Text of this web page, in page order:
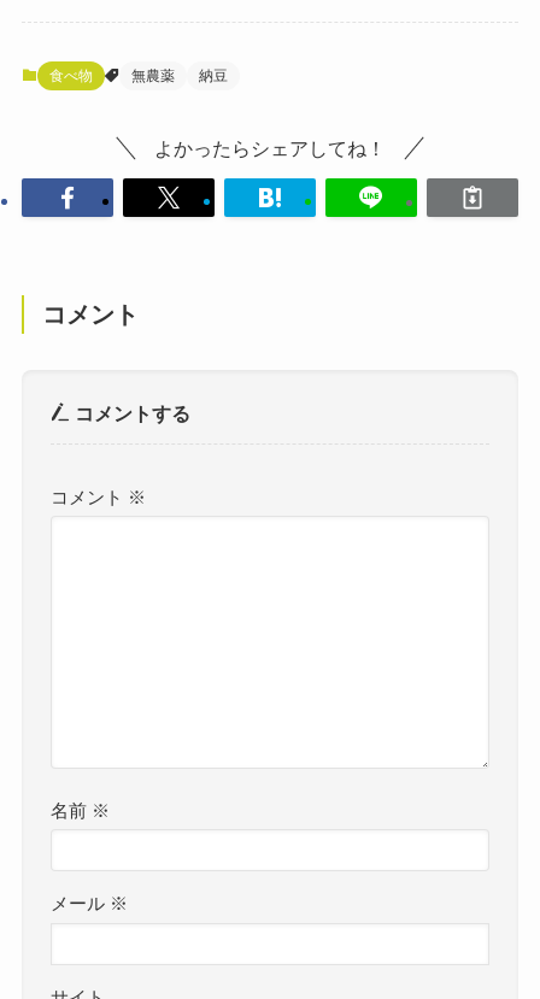
食べ物 無農薬 納豆
よかったらシェアしてね！
コメント
コメントする
コメント ※
名前 ※
メール ※